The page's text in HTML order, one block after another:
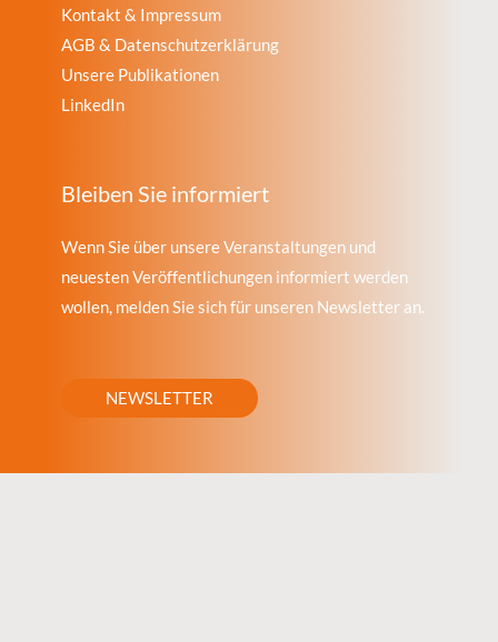
Kontakt & Impressum
AGB & Datenschutzerklärung
Unsere Publikationen
LinkedIn
Bleiben Sie informiert
Wenn Sie über unsere Veranstaltungen und
neuesten Veröffentlichungen informiert werden
wollen, melden Sie sich für unseren Newsletter an.
NEWSLETTER